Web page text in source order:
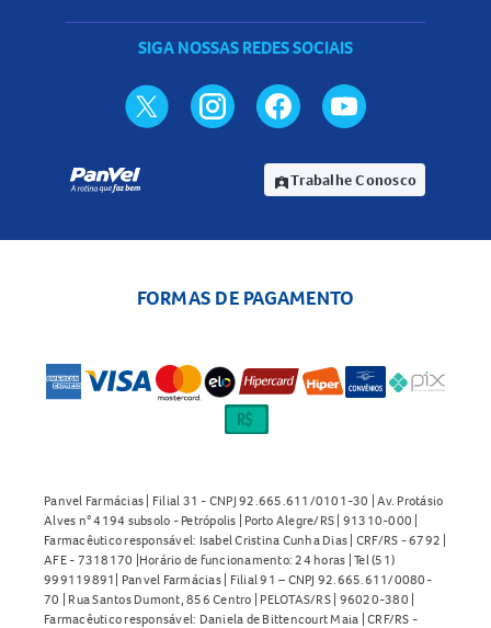
SIGA NOSSAS REDES SOCIAIS
assignment_indTrabalhe Conosco
FORMAS DE PAGAMENTO
Panvel Farmácias | Filial 31 - CNPJ 92.665.611/0101-30 | Av. Protásio
Alves n° 4194 subsolo - Petrópolis | Porto Alegre/RS | 91310-000 |
Farmacêutico responsável: Isabel Cristina Cunha Dias | CRF/RS - 6792 |
AFE - 7318170 |Horário de funcionamento: 24 horas | Tel (51)
999119891| Panvel Farmácias | Filial 91 – CNPJ 92.665.611/0080-
70 | Rua Santos Dumont, 856 Centro | PELOTAS/RS | 96020-380 |
Farmacêutico responsável: Daniela de Bittencourt Maia | CRF/RS -